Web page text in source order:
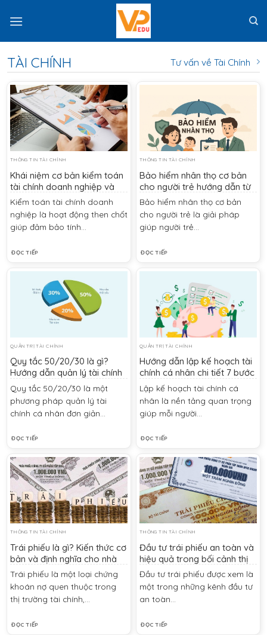
TÀI CHÍNH Tư vấn về Tài Chính
THÔNG TIN TÀI CHÍNH
Khái niệm cơ bản kiểm toán
tài chính doanh nghiệp và
vai trò quan trọng
Kiểm toán tài chính doanh
nghiệp là hoạt động then chốt
giúp đảm bảo tính...
ĐỌC TIẾP
THÔNG TIN TÀI CHÍNH
Bảo hiểm nhân thọ cơ bản
cho người trẻ hướng dẫn từ
A đến Z
Bảo hiểm nhân thọ cơ bản
cho người trẻ là giải pháp
giúp người trẻ...
ĐỌC TIẾP
QUẢN TRỊ TÀI CHÍNH
Quy tắc 50/20/30 là gì?
Hướng dẫn quản lý tài chính
cá nhân hiệu quả
Quy tắc 50/20/30 là một
phương pháp quản lý tài
chính cá nhân đơn giản...
ĐỌC TIẾP
QUẢN TRỊ TÀI CHÍNH
Hướng dẫn lập kế hoạch tài
chính cá nhân chi tiết 7 bước
Lập kế hoạch tài chính cá
nhân là nền tảng quan trọng
giúp mỗi người...
ĐỌC TIẾP
THÔNG TIN TÀI CHÍNH
Trái phiếu là gì? Kiến thức cơ
bản và định nghĩa cho nhà
đầu tư mới
Trái phiếu là một loại chứng
khoán nợ quen thuộc trong
thị trường tài chính,...
ĐỌC TIẾP
THÔNG TIN TÀI CHÍNH
Đầu tư trái phiếu an toàn và
hiệu quả trong bối cảnh thị
trường biến động
Đầu tư trái phiếu được xem là
một trong những kênh đầu tư
an toàn...
ĐỌC TIẾP